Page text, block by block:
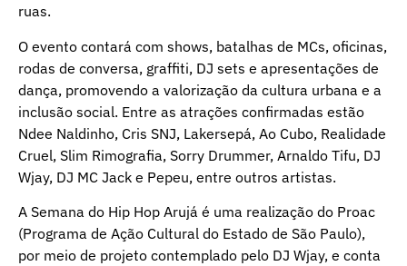
ruas.
O evento contará com shows, batalhas de MCs, oficinas,
rodas de conversa, graffiti, DJ sets e apresentações de
dança, promovendo a valorização da cultura urbana e a
inclusão social. Entre as atrações confirmadas estão
Ndee Naldinho, Cris SNJ, Lakersepá, Ao Cubo, Realidade
Cruel, Slim Rimografia, Sorry Drummer, Arnaldo Tifu, DJ
Wjay, DJ MC Jack e Pepeu, entre outros artistas.
A Semana do Hip Hop Arujá é uma realização do Proac
(Programa de Ação Cultural do Estado de São Paulo),
por meio de projeto contemplado pelo DJ Wjay, e conta